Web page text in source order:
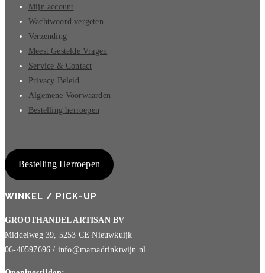
Mijn account
Wachtwoord vergeten
Verzending
Meest Gestelde Vragen
Service & Contact
Privacy Beleid
Algemene Voorwaarden
Bestelling herroepen
Bestelling Herroepen
WINKEL / PICK-UP
GROOTHANDEL ARTISAN BV
Middelweg 39, 5253 CE Nieuwkuijk
06-40597696 / info@mamadrinktwijn.nl